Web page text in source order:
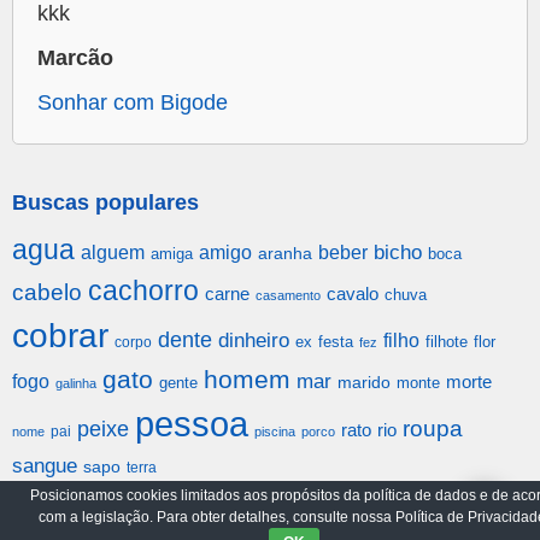
kkk
Marcão
Sonhar com Bigode
Buscas populares
agua alguem amiga amigo aranha beber bicho boca
cabelo cachorro carne casamento cavalo chuva
cobrar corpo dente dinheiro ex festa fez filho filhote flor
fogo galinha gato gente homem mar marido monte morte
nome pai peixe pessoa piscina porco rato rio roupa
sangue sapo terra
Arquivo Política de Privacidade
Posicionamos cookies limitados aos propósitos da política de dados e de
com a legislação. Para obter detalhes, consulte nossa Política de